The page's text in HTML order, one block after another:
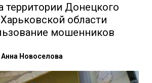
территории Донецкого
области
мошенников
Анна Новоселова